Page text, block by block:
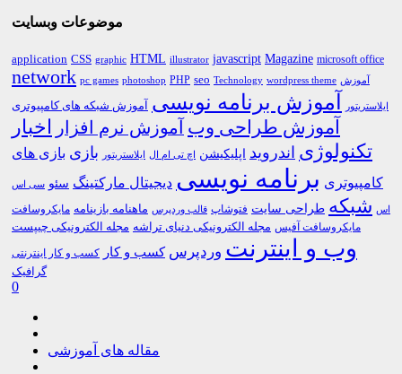
موضوعات وبسایت
application CSS graphic HTML illustrator javascript Magazine microsoft office
network pc games photoshop PHP seo Technology wordpress theme آموزش
ایلاستریتور آموزش برنامه نویسی آموزش شبکه های کامپیوتری
آموزش طراحی وب آموزش نرم افزار اخبار
تکنولوژی اندروید اپلیکیشن اچ تی ام ال ایلاستریتور بازی بازی های
کامپیوتری برنامه نویسی دیجیتال مارکتینگ سئو سی اس
اس شبکه طراحی سایت فتوشاپ قالب وردپرس ماهنامه بازینامه مایکروسافت
مایکروسافت آفیس مجله الکترونیکی دنیای تراشه مجله الکترونیکی چیپست
وب و اینترنت وردپرس کسب و کار کسب و کار اینترنتی
گرافیک
0
مقاله های آموزشی